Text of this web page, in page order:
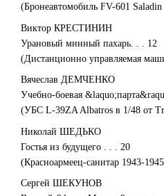
(Бронеавтомобиль FV-601
Виктор КРЕСТИНИН
Урановый минный пахарь. . . 12
(Дистанционно управляемая
Вячеслав ДЕМЧЕНКО
Учебно-боевая
(УБС L-39ZA Albatros в 1/48 от
Николай ШЕДЬКО
Гостья из будущего . . . 20
(Красноармеец-санитар 1943-
Сергей ШЕКУНОВ